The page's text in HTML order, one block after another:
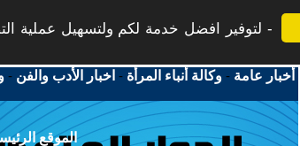
لتوفير افضل خدمة لكم ولتسهيل عملية
أخبار عامة -وكالة أنباء المرأة - اخبار الأدب والفن -
الموقع